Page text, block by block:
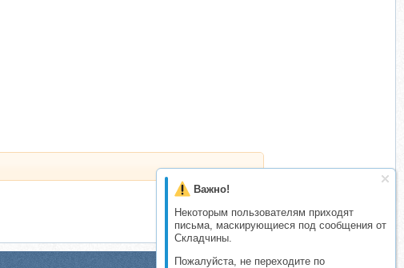
Важно!
Некоторым пользователям приходят
письма, маскирующиеся под сообщения от
Складчины.
Пожалуйста, не переходите по